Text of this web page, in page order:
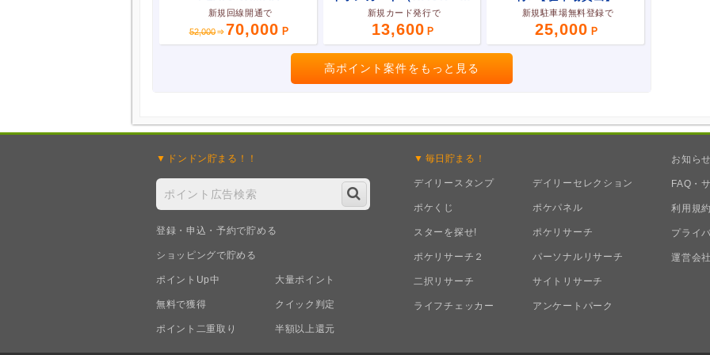
新規回線開通で
52,000
70,000
新規カード発行で
13,600
新規駐車場無料登録で
25,000
高ポイント案件をもっと見る
ドンドン貯まる！！
登録・申込・予約で貯める
ショッピングで貯める
ポイントUp中 大量ポイント
無料で獲得 クイック判定
ポイント二重取り 半額以上還元
毎日 貯まる！
デイリースタンプ デイリーセレクション
ポケくじ ポケパネル
スターを探せ! ポケリサーチ
ポケリサーチ２ パーソナルリサーチ
二択リサーチ サイトリサーチ
ライフチェッカー アンケートパーク
お知らせ
FAQ・
利用規約
プライ
運営会社